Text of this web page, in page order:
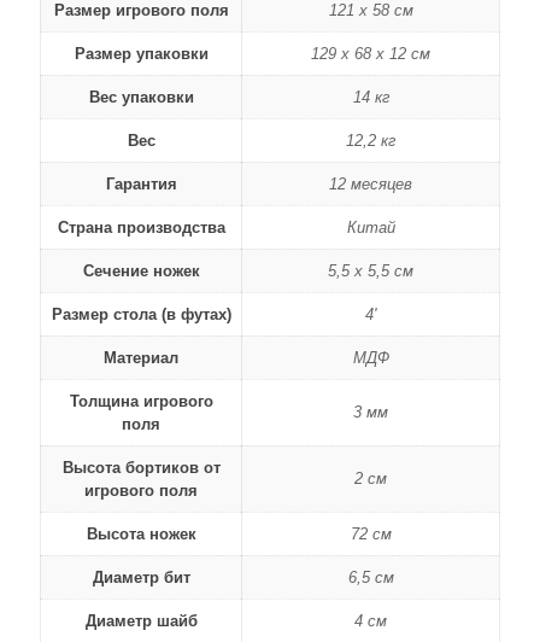
Размер игрового поля 121 х 58 см
Размер упаковки 129 х 68 х 12 см
Вес упаковки 14 кг
Вес 12,2 кг
Гарантия 12 месяцев
Страна производства Китай
Сечение ножек 5,5 х 5,5 см
Размер стола (в футах) 4'
Материал МДФ
Толщина игрового
поля
3 мм
Высота бортиков от
игрового поля
2 см
Высота ножек 72 см
Диаметр бит 6,5 cм
Диаметр шайб 4 см